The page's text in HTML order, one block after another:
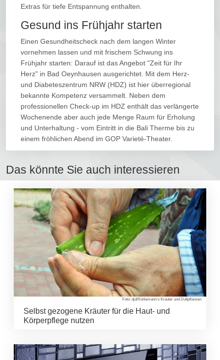
Extras für tiefe Entspannung enthalten.
Gesund ins Frühjahr starten
Einen Gesundheitscheck nach dem langen Winter
vornehmen lassen und mit frischem Schwung ins
Frühjahr starten: Darauf ist das Angebot "Zeit für Ihr
Herz" in Bad Oeynhausen ausgerichtet. Mit dem Herz-
und Diabeteszentrum NRW (HDZ) ist hier überregional
bekannte Kompetenz versammelt. Neben dem
professionellen Check-up im HDZ enthält das verlängerte
Wochenende aber auch jede Menge Raum für Erholung
und Unterhaltung - vom Eintritt in die Bali Therme bis zu
einem fröhlichen Abend im GOP Varieté-Theater.
Das könnte Sie auch interessieren
Foto: djd/Rühlemann's Kräuter und Duftpflanzen
Selbst gezogene Kräuter für die Haut- und
Körperpflege nutzen